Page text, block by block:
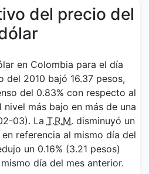
del precio del
en Colombia para el día
del 2010 bajó 16.37 pesos,
del 0.83% con respecto al
más bajo en más de una
03). La T.R.M. disminuyó un
referencia al mismo día del
un 0.16% (3.21 pesos)
día del mes anterior.